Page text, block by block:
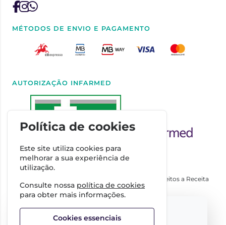
Select your language:
MÉTODOS DE ENVIO E PAGAMENTO
AUTORIZAÇÃO INFARMED
Autorizado a Disponibilizar Medicamentos Não Sujeitos a Receita
Médica através da Internet pelo Infarmed. I.P.
Dra. Cátia Costa
FARMÁCIA IMPERIAL, Complexo Farmacêutico da Guerra
Política de cookies
Este site utiliza cookies para
melhorar a sua experiência de
utilização.
Consulte nossa política de cookies
para obter mais informações.
Cookies essenciais